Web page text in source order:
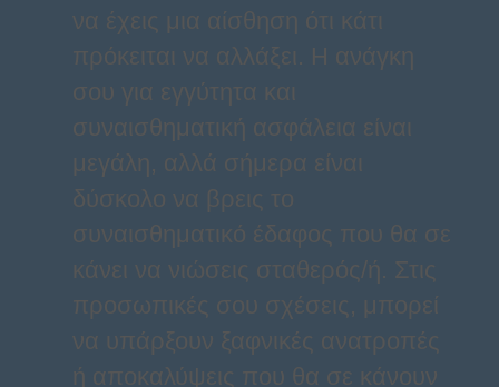
να έχεις μια αίσθηση ότι κάτι
πρόκειται να αλλάξει. Η ανάγκη
σου για εγγύτητα και
συναισθηματική ασφάλεια είναι
μεγάλη, αλλά σήμερα είναι
δύσκολο να βρεις το
συναισθηματικό έδαφος που θα σε
κάνει να νιώσεις σταθερός/ή. Στις
προσωπικές σου σχέσεις, μπορεί
να υπάρξουν ξαφνικές ανατροπές
ή αποκαλύψεις που θα σε κάνουν